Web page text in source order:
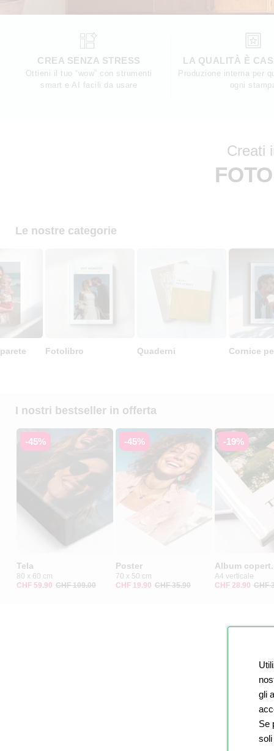
gli
Se
soli
CREA SENZA STRESS
Ottieni il tuo “wow” con strumenti
smart e AI facili da usare
LA QUALITÀ È
Produzione interna per
ogni
Creati
Le nostre categorie
Fotolibro Quaderni Cornice
I nostri bestseller in offerta
-45%
Tela
80 x 60 cm
CHF 59.90 CHF 109.00
-45%
Poster
70 x 50 cm
CHF 19.90 CHF 35.90
-19%
Album
A4 verticale
CHF 28.90 CHF